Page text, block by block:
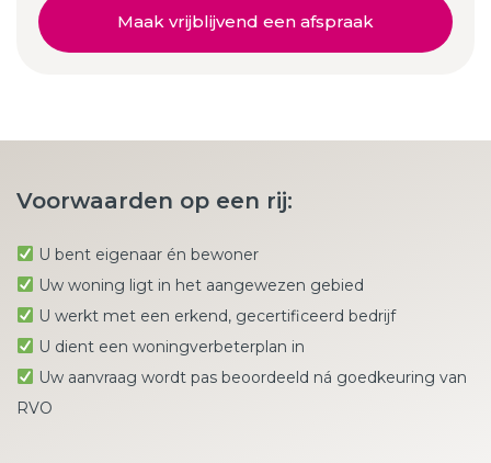
Maak vrijblijvend een afspraak
Voorwaarden op een rij:
U bent eigenaar én bewoner
Uw woning ligt in het aangewezen gebied
U werkt met een erkend, gecertificeerd bedrijf
U dient een woningverbeterplan in
Uw aanvraag wordt pas beoordeeld ná goedkeuring van
RVO